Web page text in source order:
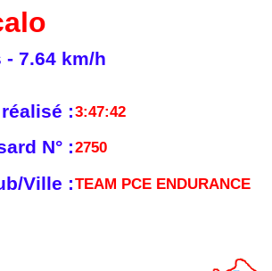
- 7.64 km/h
:3:47:42
N° :2750
Ville :TEAM PCE ENDURANCE